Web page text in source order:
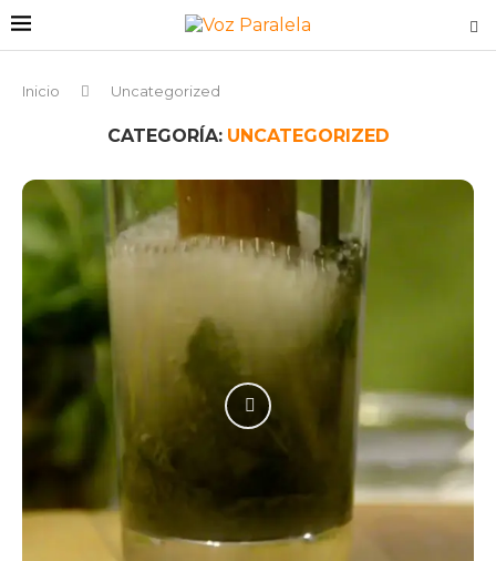
Inicio Uncategorized
CATEGORÍA: UNCATEGORIZED